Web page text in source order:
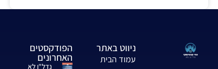
ניווט באתר
עמוד הבית
הפודקסטים
האחרונים
נדל"ן לא